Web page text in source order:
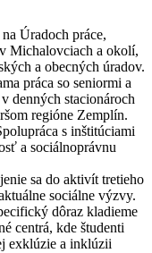
Úradoch práce,
Michalovciach a okolí,
a obecných úradov.
práca so seniormi a
denných stacionároch
regióne Zemplín.
s inštitúciami
a sociálnoprávnu
sa do aktivít tretieho
sociálne výzvy.
dôraz kladieme
centrá, kde študenti
exklúzie a inklúzii